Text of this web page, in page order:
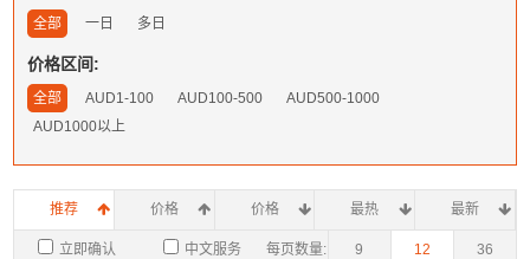
全部 一日 多日
价格区间:
全部 AUD1-100 AUD100-500
AUD500-1000
AUD1000以上
推荐 价格 价格 最热 最新
每页数量: 9 12 36
立即确认 中文服务